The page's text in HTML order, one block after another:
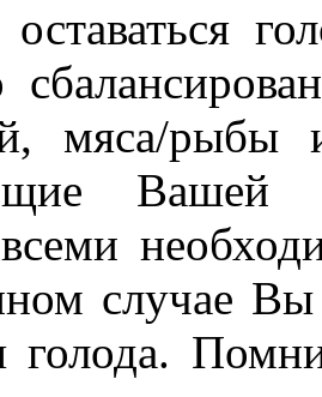
мяса/
Вашей
случае Вы